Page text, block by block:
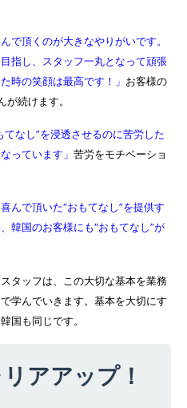
で頂くのが大きなやりがいです。
指し、スタッフ一丸となって頑張
時の笑顔は最高です！」 お客様の
続けます。
てなし”を浸透させるのに苦労した
っています」 苦労をモチベーショ
んで頂いた“おもてなし”を提供す
韓国のお客様にも“おもてなし”が
タッフは、この大切な基本を業務
学んでいきます。基本を大切にす
国も同じです。
アアップ！